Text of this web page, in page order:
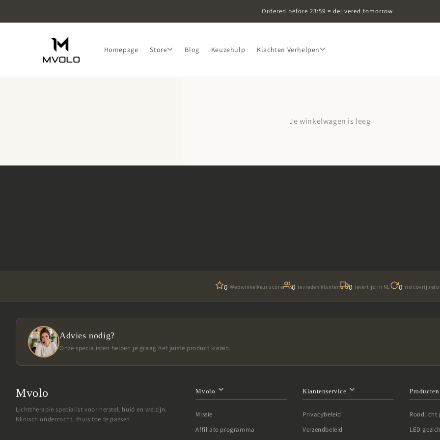
Ordered before 23:59 = delivered tomorrow
Homepage Store Blog Keuzehulp Klachten Verhelpen
Je winkelwagen is leeg
0 Webwinkelkeur score 0 tevreden klanten 0 levertijd in NL 0 risicovrij
Advies nodig?
Onze specialisten helpen je graag het juiste product kiezen.
Mvolo
Lichttherapie specialist voor herstel, huid en welzijn.
Klinisch onderzocht, thuis toe te passen.
Mvolo
Missie
Affiliate programma
Klantenservice
Privacybeleid
Verzendbeleid
Producten
Roodlicht
LED